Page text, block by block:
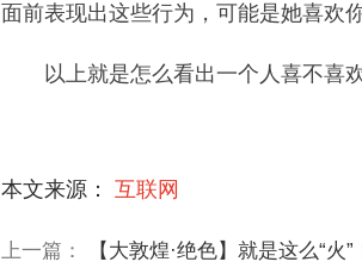
面前表现出这些行为，可能是她喜欢你
以上就是怎么看出一个人喜不喜
本文来源： 互联网
上一篇：
【大敦煌·绝色】就是这么“